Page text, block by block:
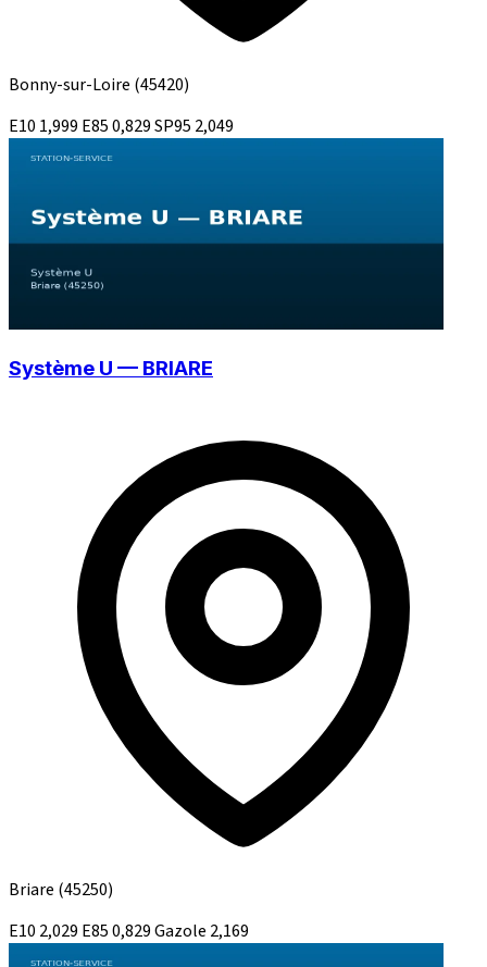
Bonny-sur-Loire (45420)
E10 1,999 E850,829SP95 2,049
Système U — BRIARE
Briare (45250)
E10 2,029 E850,829Gazole 2,169